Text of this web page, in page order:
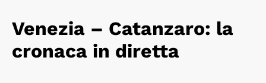
Venezia – Catanzaro: la
cronaca in diretta